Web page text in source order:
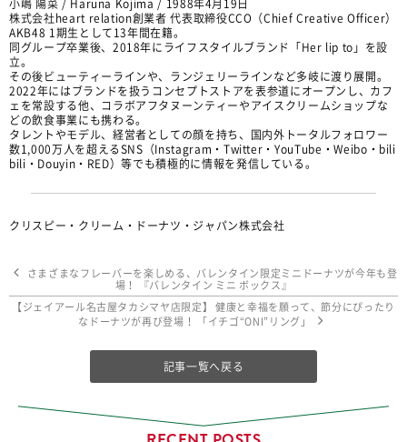
小嶋 陽菜 / Haruna Kojima / 1988年4月19日
株式会社heart relation創業者 代表取締役CCO（Chief Creative Officer）
AKB48 1期生として13年間在籍。
同グループ卒業後、2018年にライフスタイルブランド「Her lip to」を設
立。
その後ビューティーラインや、ランジェリーラインなど多岐に渡り展開。
2022年にはブランドを扱うコンセプトストアを表参道にオープンし、カフ
ェを常設する他、コラボアフタヌーンティーやアイスクリームショップな
どの飲食事業にも携わる。
タレントやモデル、経営者としての顔を持ち、国内外トータルフォロワー
数1,000万人を超えるSNS（Instagram・Twitter・YouTube・Weibo・bili
bili・Douyin・RED）等でも積極的に情報を発信している。
クリスピー・クリーム・ドーナツ・ジャパン株式会社
さまざまなフレーバーを楽しめる、バレンタイン限定ミニドーナツが今年も登
場！ 『バレンタイン ミニ ボックス』
【ジェイアール名古屋タカシマヤ店限定】 健康と幸福を願って、節分にぴったり
なドーナツが再び登場！ 「イチゴ“ONI”リング」
記事一覧へ戻る